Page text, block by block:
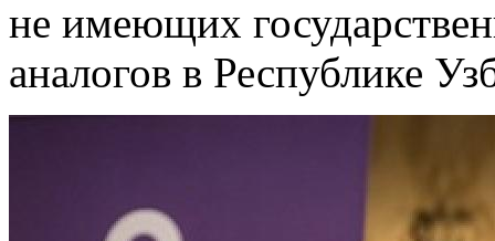
не имеющих
аналогов в Республике